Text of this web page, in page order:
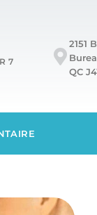
7
2151
QC